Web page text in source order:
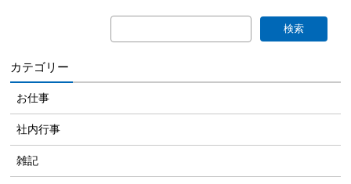
カテゴリー
お仕事
社内行事
雑記